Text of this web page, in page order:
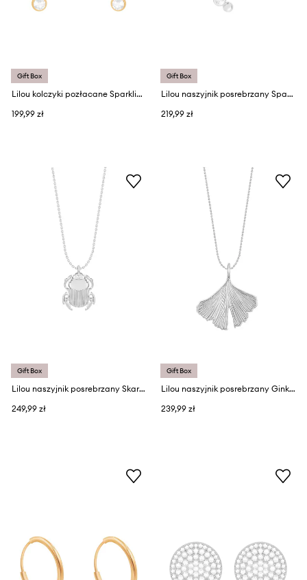
Gift Box
Lilou kolczyki pozłacane Sparkling
199,99 zł
Gift Box
Lilou naszyjnik posrebrzany Sparkling
219,99 zł
Gift Box
Lilou naszyjnik posrebrzany Skarabeusz
249,99 zł
Gift Box
Lilou naszyjnik posrebrzany Ginko
239,99 zł